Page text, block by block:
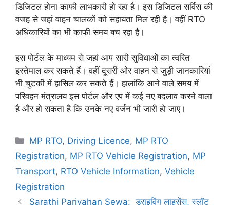
डिजिटल होना काफी लाभकारी हो रहा है। इस डिजिटल सर्विस की
वजह से जहां वाहन चालकों को सहायता मिल रही है। वहीं RTO
अधिकारियों का भी काफी समय बच रहा है।
इस पोर्टल के माध्यम से जहां आप सारी सुविधाओं का त्वरित
इस्तेमाल कर सकते हैं। वहीं दूसरी ओर वाहन से जुड़ी जानकारियां
भी चुटकी में हासिल कर सकते हैं। हालांकि आने वाले समय में
परिवहन मंत्रालय इस पोर्टल और एप में कई नए बदलाव करने वाला
है और हो सकता है कि उनके नए वर्जन भी जारी हो जाए।
MP RTO, Driving Licence, MP RTO
Registration, MP RTO Vehicle Registration, MP
Transport, RTO Vehicle Information, Vehicle
Registration
Sarathi Parivahan Sewa: ड्राइविंग लाइसेंस, स्लॉट